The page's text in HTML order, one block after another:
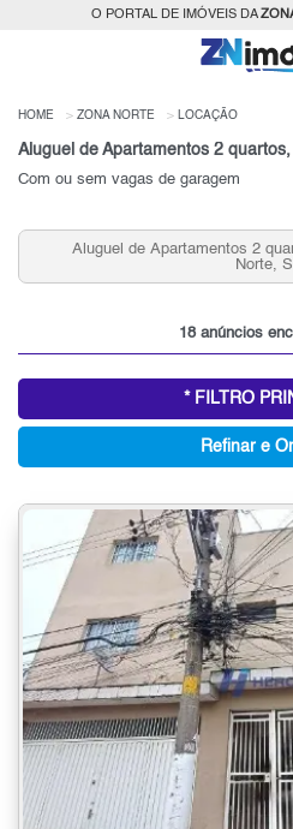
O PORTAL DE IMÓVEIS DA
HOME ZONA NORTE LOCAÇÃO
Com ou sem vagas de garagem
Aluguel de Apartamentos 2
Norte,
18 anúncios
* FILTRO
Refinar e